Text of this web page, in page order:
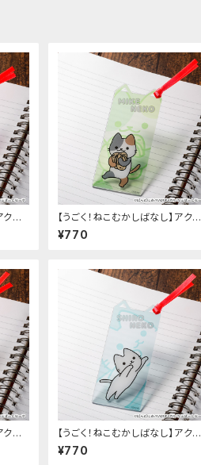
クリ
【うごく！ねこむかしばなし】アクリ
ルしおり（F）
¥770
クリ
【うごく！ねこむかしばなし】アクリ
ルしおり（D）
¥770